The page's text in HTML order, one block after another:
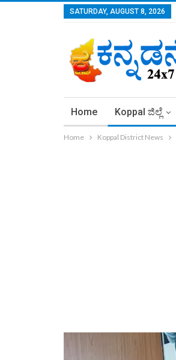
SATURDAY, AUGUST 8, 2026
Home Koppal ಜಿಲ್ಲೆ
Home Koppal District News